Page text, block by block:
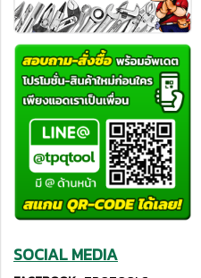
SOCIAL MEDIA